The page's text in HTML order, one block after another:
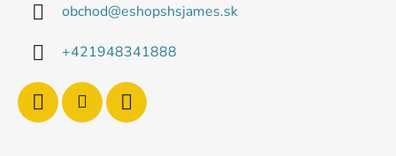
obchod@eshopshsjames.sk
+421948341888